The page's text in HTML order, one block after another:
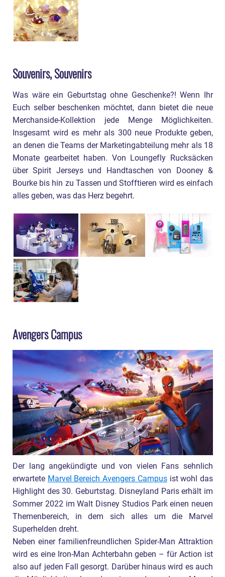
Souvenirs, Souvenirs
Was wäre ein Geburtstag ohne Geschenke?! Wenn Ihr
Euch selber beschenken möchtet, dann bietet die neue
Merchanside-Kollektion jede Menge Möglichkeiten.
Insgesamt wird es mehr als 300 neue Produkte geben,
an denen die Teams der Marketingabteilung mehr als 18
Monate gearbeitet haben. Von Loungefly Rucksäcken
über Spirit Jerseys und Handtaschen von Dooney &
Bourke bis hin zu Tassen und Stofftieren wird es einfach
alles geben, was das Herz begehrt.
Avengers Campus
Der lang angekündigte und von vielen Fans sehnlich
erwartete Marvel Bereich Avengers Campusist wohl das
Highlight des 30. Geburtstag. Disneyland Paris erhält im
Sommer 2022 im Walt Disney Studios Park einen neuen
Themenbereich, in dem sich alles um die Marvel
Superhelden dreht.
Neben einer familienfreundlichen Spider-Man Attraktion
wird es eine Iron-Man Achterbahn geben – für Action ist
also auf jeden Fall gesorgt. Darüber hinaus wird es auch